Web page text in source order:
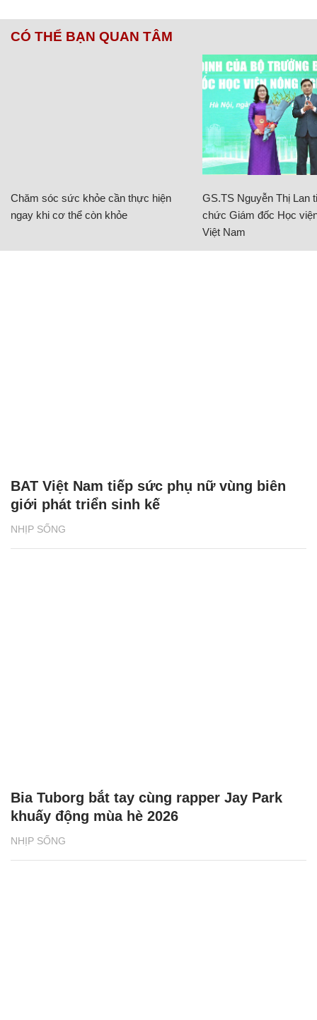
CÓ THỂ BẠN QUAN TÂM
Chăm sóc sức khỏe cần thực hiện
ngay khi cơ thể còn khỏe
GS.TS Nguyễn Thị Lan
chức Giám đốc Học
Việt Nam
NHỊP SỐNG
BAT Việt Nam tiếp sức phụ nữ vùng biên
giới phát triển sinh kế
NHỊP SỐNG
Bia Tuborg bắt tay cùng rapper Jay Park
khuấy động mùa hè 2026